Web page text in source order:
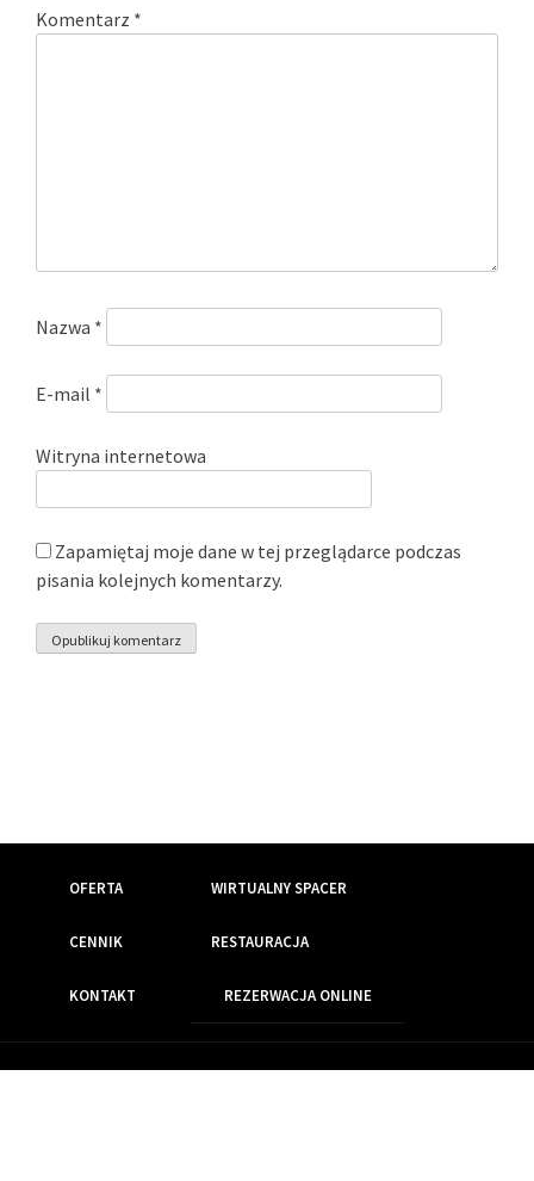
Komentarz *
Nazwa *
E-mail *
Witryna internetowa
Zapamiętaj moje dane w tej przeglądarce podczas
pisania kolejnych komentarzy.
OFERTA WIRTUALNY SPACER
CENNIK RESTAURACJA
KONTAKT REZERWACJA ONLINE